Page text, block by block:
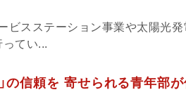
ビスステーション事業や太陽光発
ってい...
の信頼を 寄せられる青年部